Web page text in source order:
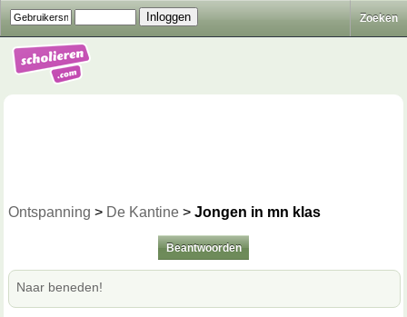
Zoeken
Ontspanning > De Kantine > Jongen in mn klas
Beantwoorden
Naar beneden!